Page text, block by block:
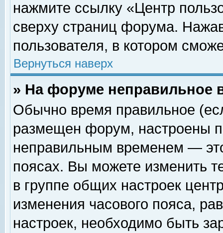
нажмите ссылку «Центр
сверху страниц форума.
пользователя, в котором
Вернуться наверх
» На форуме неправильное
Обычно время правильное
размещен форум, настроены
неправильным временем —
поясах. Вы можете изменить
в группе общих настроек
изменения часового пояса,
настроек, необходимо быть